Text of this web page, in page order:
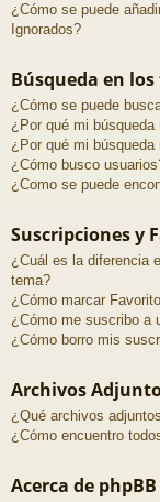
¿Cómo se puede
Ignorados?
Búsqueda en
¿Cómo se puede
¿Por qué mi
¿Por qué mi búsqueda
¿Cómo busco
¿Como se puede
Suscripciones y
¿Cuál es la diferencia
tema?
¿Cómo marcar
¿Cómo me suscribo a
¿Cómo borro mis
Archivos
¿Qué archivos
¿Cómo encuentro
Acerca de phpBB